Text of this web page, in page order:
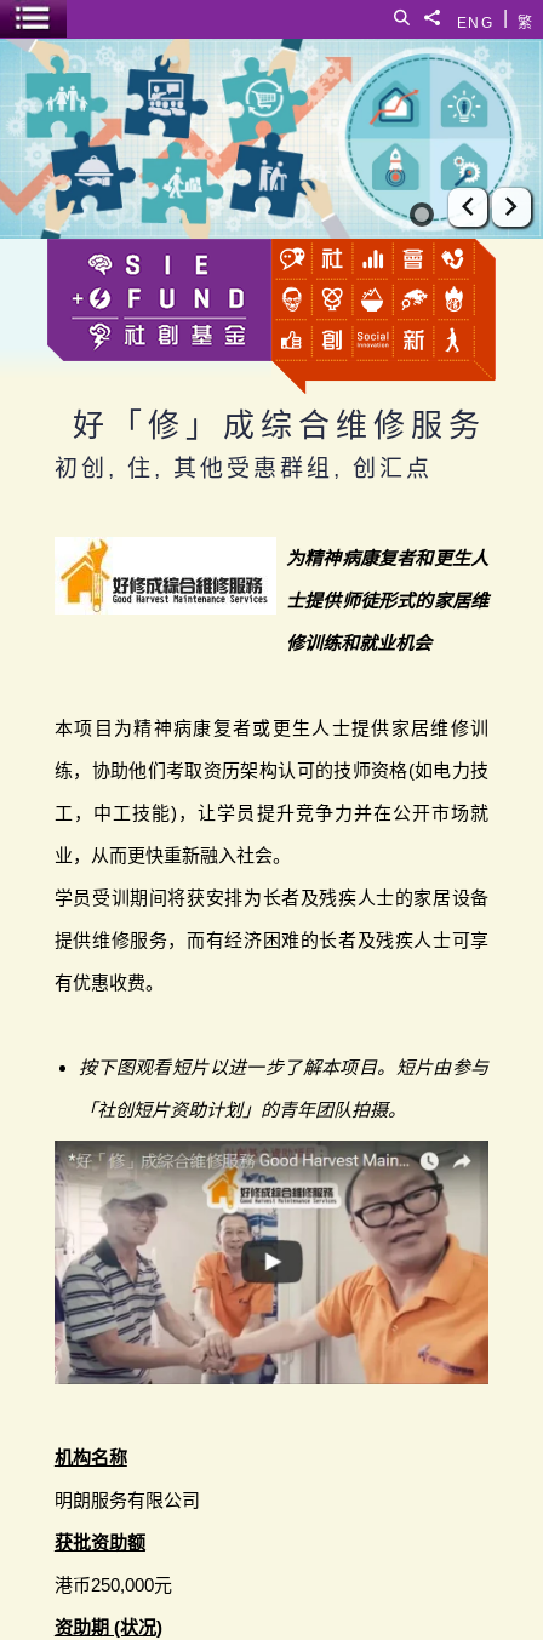
繁
ENG
分享給
搜寻
菜单开关
好「修」成综合维修服务
上一张
下
好「修」成综合维修服务
初创, 住, 其他受惠群组, 创汇点
为精神病康复者和更生人
士提供师徒形式的家居维
修训练和就业机会
本项目为精神病康复者或更生人士提供家居维修训
练，协助他们考取资历架构认可的技师资格(如电力技
工，中工技能)，让学员提升竞争力并在公开市场就
业，从而更快重新融入社会。
学员受训期间将获安排为长者及残疾人士的家居设备
提供维修服务，而有经济困难的长者及残疾人士可享
有优惠收费。
按下图观看短片以进一步了解本项目。短片由参与
「社创短片资助计划」的青年团队拍摄。
机构名称
明朗服务有限公司
获批资助额
港币250,000元
资助期 (状况)